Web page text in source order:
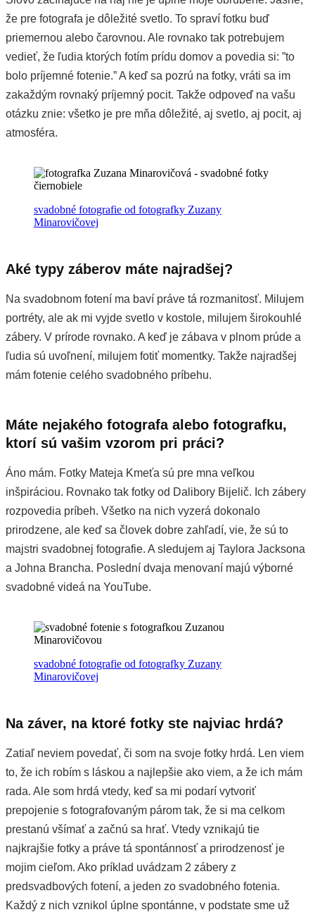
že pre fotografa je dôležité svetlo. To spraví fotku buď
priemernou alebo čarovnou. Ale rovnako tak potrebujem
vedieť, že ľudia ktorých fotím prídu domov a povedia si: ”to
bolo príjemné fotenie.” A keď sa pozrú na fotky, vráti sa im
zakaždým rovnaký príjemný pocit. Takže odpoveď na vašu
otázku znie: všetko je pre mňa dôležité, aj svetlo, aj pocit, aj
atmosféra.
svadobné fotografie od fotografky Zuzany
Minarovičovej
Aké typy záberov máte najradšej?
Na svadobnom fotení ma baví práve tá rozmanitosť. Milujem
portréty, ale ak mi vyjde svetlo v kostole, milujem širokouhlé
zábery. V prírode rovnako. A keď je zábava v plnom prúde a
ľudia sú uvoľnení, milujem fotiť momentky. Takže najradšej
mám fotenie celého svadobného príbehu.
Máte nejakého fotografa alebo fotografku,
ktorí sú vašim vzorom pri práci?
Áno mám. Fotky Mateja Kmeťa sú pre mna veľkou
inšpiráciou. Rovnako tak fotky od Dalibory Bijelič. Ich zábery
rozpovedia príbeh. Všetko na nich vyzerá dokonalo
prirodzene, ale keď sa človek dobre zahľadí, vie, že sú to
majstri svadobnej fotografie. A sledujem aj Taylora Jacksona
a Johna Brancha. Poslední dvaja menovaní majú výborné
svadobné videá na YouTube.
svadobné fotografie od fotografky Zuzany
Minarovičovej
Na záver, na ktoré fotky ste najviac hrdá?
Zatiaľ neviem povedať, či som na svoje fotky hrdá. Len viem
to, že ich robím s láskou a najlepšie ako viem, a že ich mám
rada. Ale som hrdá vtedy, keď sa mi podarí vytvoriť
prepojenie s fotografovaným párom tak, že si ma celkom
prestanú všímať a začnú sa hrať. Vtedy vznikajú tie
najkrajšie fotky a práve tá spontánnosť a prirodzenosť je
mojim cieľom. Ako príklad uvádzam 2 zábery z
predsvadbových fotení, a jeden zo svadobného fotenia.
Každý z nich vznikol úplne spontánne, v podstate sme už